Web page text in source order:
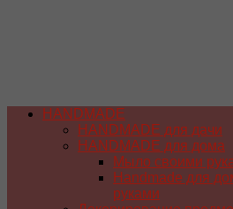
HANDMADE
HANDMADE для дачи
HANDMADE для дома
Мыло своими
Handmade для
руками